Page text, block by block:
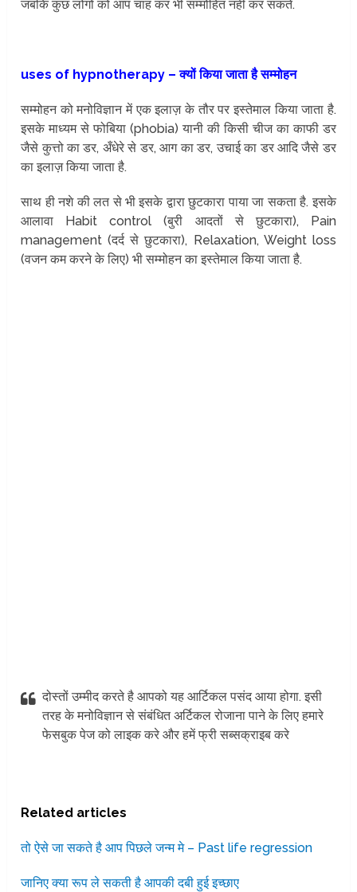
जबकि कुछ लोगो को आप चाह कर भी सम्मोहित नहीं कर सकते.
uses of hypnotherapy – क्यों किया जाता है सम्मोहन
सम्मोहन को मनोविज्ञान में एक इलाज़ के तौर पर इस्तेमाल किया जाता है.
इसके माध्यम से फोबिया (phobia) यानी की किसी चीज का काफी डर
जैसे कुत्तो का डर, अँधेरे से डर, आग का डर, उचाई का डर आदि जैसे डर
का इलाज़ किया जाता है.
साथ ही नशे की लत से भी इसके द्वारा छुटकारा पाया जा सकता है. इसके
आलावा Habit control (बुरी आदतों से छुटकारा), Pain
management (दर्द से छुटकारा), Relaxation, Weight loss
(वजन कम करने के लिए) भी सम्मोहन का इस्तेमाल किया जाता है.
दोस्तों उम्मीद करते है आपको यह आर्टिकल पसंद आया होगा. इसी
तरह के मनोविज्ञान से संबंधित अर्टिकल रोजाना पाने के लिए हमारे
फेसबुक पेज को लाइक करे और हमें फ्री सब्सक्राइब करे
Related articles
तो ऐसे जा सकते है आप पिछले जन्म मे – Past life regression
जानिए क्या रूप ले सकती है आपकी दबी हुई इच्छाए